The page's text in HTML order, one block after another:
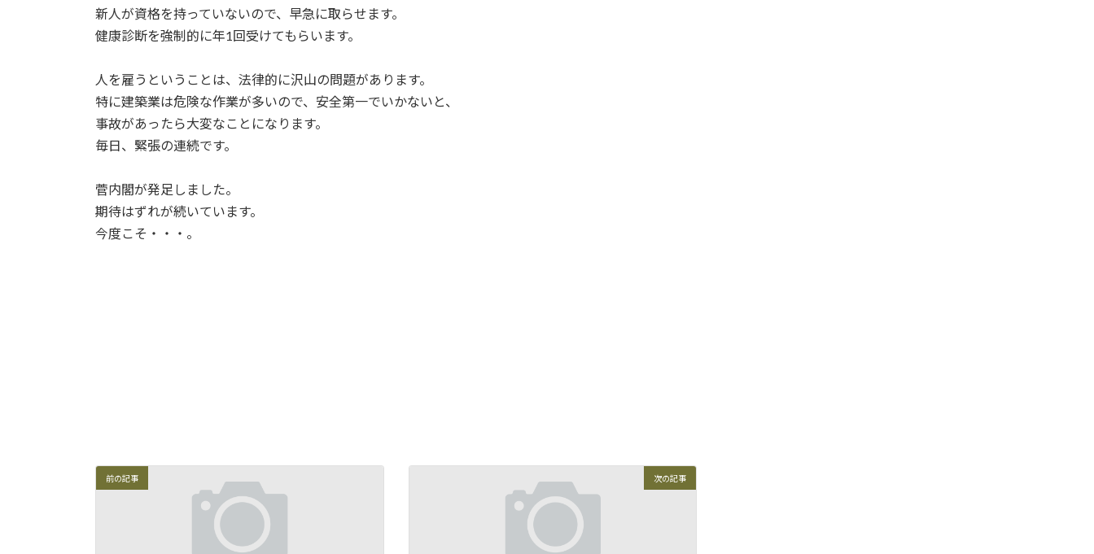
新人が資格を持っていないので、早急に取らせます。
健康診断を強制的に年1回受けてもらいます。
人を雇うということは、法律的に沢山の問題があります。
特に建築業は危険な作業が多いので、安全第一でいかないと、
事故があったら大変なことになります。
毎日、緊張の連続です。
菅内閣が発足しました。
期待はずれが続いています。
今度こそ・・・。
前の記事 次の記事